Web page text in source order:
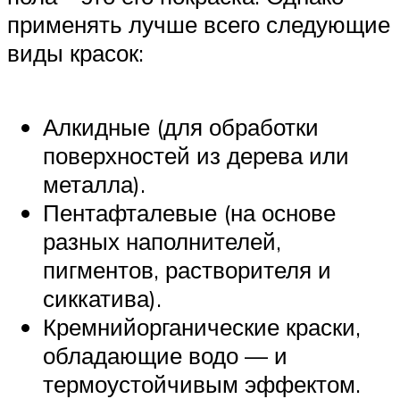
применять лучше всего следующие
виды красок:
Алкидные (для обработки
поверхностей из дерева или
металла).
Пентафталевые (на основе
разных наполнителей,
пигментов, растворителя и
сиккатива).
Кремнийорганические краски,
обладающие водо — и
термоустойчивым эффектом.